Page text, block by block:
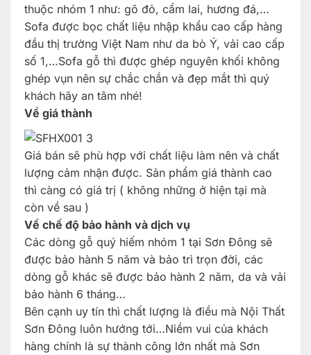
thuộc nhóm 1 như: gõ đỏ, cẩm lai, hương đá,…
Sofa được bọc chất liệu nhập khẩu cao cấp hàng
đầu thị trường Việt Nam như da bò Ý, vải cao cấp
số 1,…Sofa gỗ thì được ghép nguyên khối không
ghép vụn nên sự chắc chắn và đẹp mắt thì quý
khách hãy an tâm nhé!
Về giá thành
Giá bán sẽ phù hợp với chất liệu làm nên và chất
lượng cảm nhận được. Sản phẩm giá thành cao
thì càng có giá trị ( không những ở hiện tại mà
còn về sau )
Về chế độ bảo hành và dịch vụ
Các dòng gỗ quý hiếm nhóm 1 tại Sơn Đông sẽ
được bảo hành 5 năm và bảo trì trọn đời, các
dòng gỗ khác sẽ được bảo hành 2 năm, da và vải
bảo hành 6 tháng…
Bên cạnh uy tín thì chất lượng là điều mà Nội Thất
Sơn Đông luôn hướng tới…Niềm vui của khách
hàng chính là sự thành công lớn nhất mà Sơn